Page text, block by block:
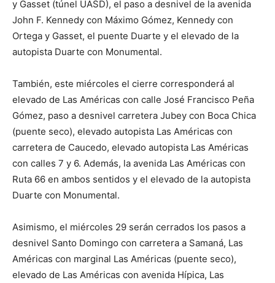
y Gasset (túnel UASD), el paso a desnivel de la avenida
John F. Kennedy con Máximo Gómez, Kennedy con
Ortega y Gasset, el puente Duarte y el elevado de la
autopista Duarte con Monumental.
También, este miércoles el cierre corresponderá al
elevado de Las Américas con calle José Francisco Peña
Gómez, paso a desnivel carretera Jubey con Boca Chica
(puente seco), elevado autopista Las Américas con
carretera de Caucedo, elevado autopista Las Américas
con calles 7 y 6. Además, la avenida Las Américas con
Ruta 66 en ambos sentidos y el elevado de la autopista
Duarte con Monumental.
Asimismo, el miércoles 29 serán cerrados los pasos a
desnivel Santo Domingo con carretera a Samaná, Las
Américas con marginal Las Américas (puente seco),
elevado de Las Américas con avenida Hípica, Las